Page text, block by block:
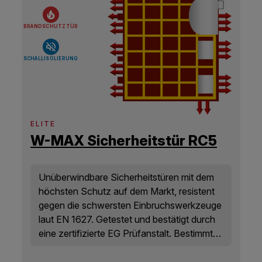
BRANDSCHUTZTÜR
SCHALLISOLIERUNG
ELITE
W-MAX Sicherheitstür RC5
Unüberwindbare Sicherheitstüren mit dem
höchsten Schutz auf dem Markt, resistent
gegen die schwersten Einbruchswerkzeuge
laut EN 1627. Getestet und bestätigt durch
eine zertifizierte EG Prüfanstalt. Bestimmt